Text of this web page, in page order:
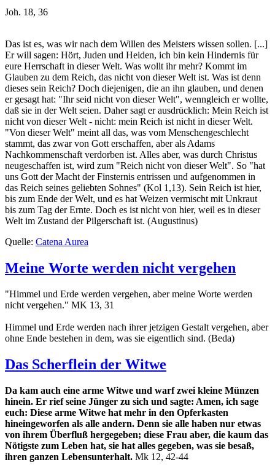
Joh. 18, 36
Das ist es, was wir nach dem Willen des Meisters wissen sollen. [...]
Er will sagen: Hört, Juden und Heiden, ich bin kein Hindernis für
eure Herrschaft in dieser Welt. Was wollt ihr mehr? Kommt im
Glauben zu dem Reich, das nicht von dieser Welt ist. Was ist denn
dieses sein Reich? Doch diejenigen, die an ihn glauben, und denen
er gesagt hat: "Ihr seid nicht von dieser Welt", wenngleich er wollte,
daß sie in der Welt seien. Daher sagt er ausdrücklich: Mein Reich ist
nicht von dieser Welt - nicht: mein Reich ist nicht in dieser Welt.
"Von dieser Welt" meint all das, was vom Menschengeschlecht
stammt, das zwar von Gott erschaffen, aber als Adams
Nachkommenschaft verdorben ist. Alles aber, was durch Christus
neugeschaffen ist, wird zum "Reich nicht von dieser Welt". So "hat
uns Gott der Macht der Finsternis entrissen und aufgenommen in
das Reich seines geliebten Sohnes" (Kol 1,13). Sein Reich ist hier,
bis zum Ende der Welt, und es hat Weizen vermischt mit Unkraut
bis zum Tag der Ernte. Doch es ist nicht von hier, weil es in dieser
Welt im Zustand der Pilgerschaft ist. (Augustinus)
Quelle: Catena Aurea
Meine Worte werden nicht vergehen
"Himmel und Erde werden vergehen, aber meine Worte werden
nicht vergehen." MK 13, 31
Himmel und Erde werden nach ihrer jetzigen Gestalt vergehen, aber
ohne Ende bestehen in dem, was sie eigentlich sind. (Beda)
Das Scherflein der Witwe
Da kam auch eine arme Witwe und warf zwei kleine Münzen
hinein. Er rief seine Jünger zu sich und sagte: Amen, ich sage
euch: Diese arme Witwe hat mehr in den Opferkasten
hineingeworfen als alle andern. Denn sie alle haben nur etwas
von ihrem Überfluß hergegeben; diese Frau aber, die kaum das
Nötigste zum Leben hat, sie hat alles gegeben, was sie besaß,
ihren ganzen Lebensunterhalt. Mk 12, 42-44